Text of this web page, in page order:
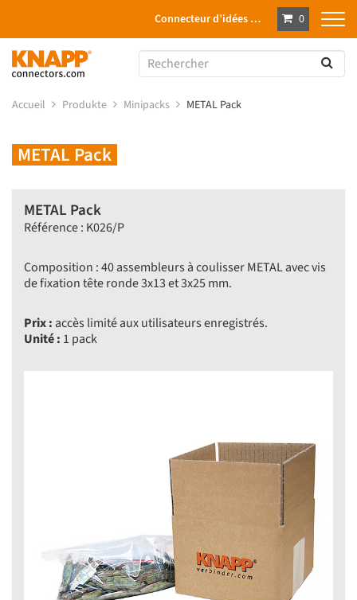
Connecteur d’idées … 0
Accueil Produkte Minipacks METAL Pack
METAL Pack
METAL Pack
Référence : K026/P
Composition : 40 assembleurs à coulisser METAL avec vis
de fixation tête ronde 3x13 et 3x25 mm.
Prix : accès limité aux utilisateurs enregistrés.
Unité : 1 pack